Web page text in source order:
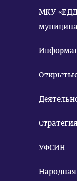
МКУ
Стратегия
УФСИН